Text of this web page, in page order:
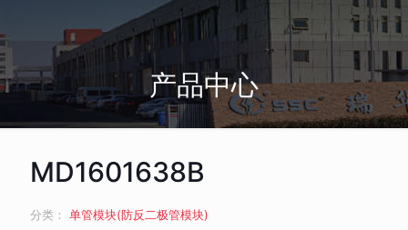
产品中心
MD1601638B
分类： 单管模块(防反二极管模块)